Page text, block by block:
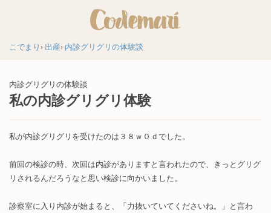
こでまり 出産 内診グリグリの体験談
内診グリグリの体験談
私の内診グリグリ体験
私が内診グリグリを受けたのは３８ｗ０ｄでした。
前回の検診の時、次回は内診がありますと言われたので、きっとグリグ
リされるんだろうなと思い検診に向かいました。
診察室に入り内診が始まると、「力抜いていてくださいね。」と言わ